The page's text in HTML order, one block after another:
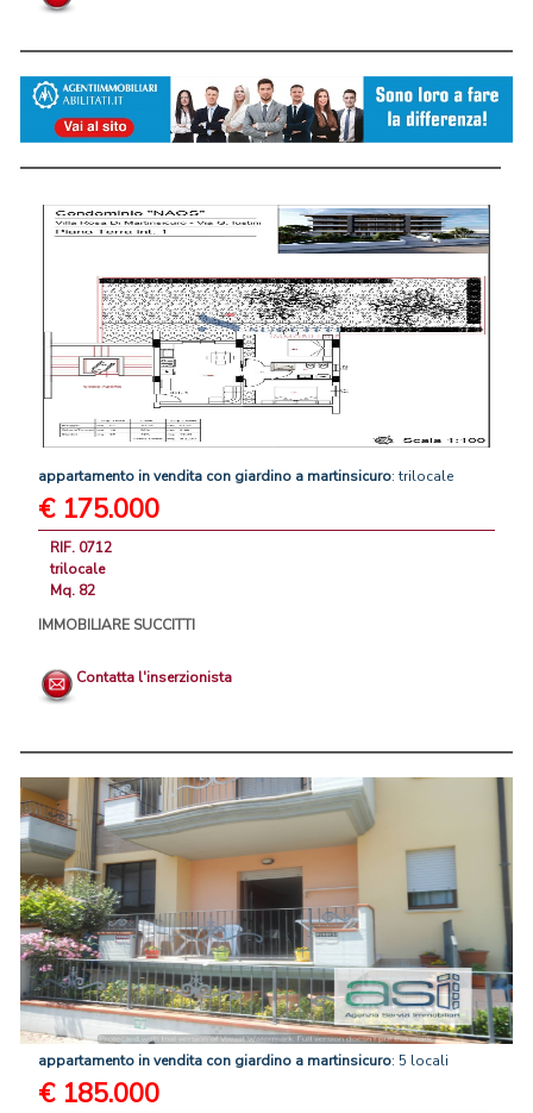
appartamento invendita con giardino a martinsicuro: trilocale
€ 175.000
RIF. 0712
trilocale
Mq. 82
IMMOBILIARE SUCCITTI
Contatta l'inserzionista
appartamento invendita con giardino a martinsicuro: 5 locali
€ 185.000